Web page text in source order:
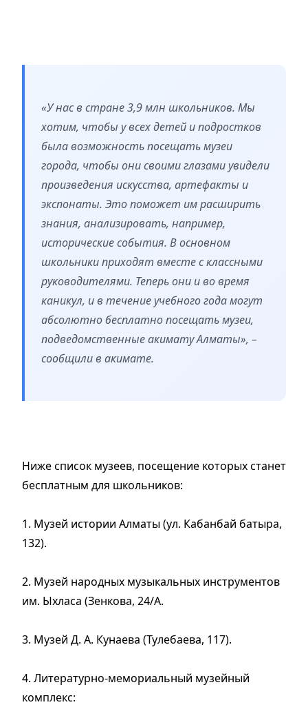
«У нас в стране 3,9 млн школьников. Мы
хотим, чтобы у всех детей и подростков
была возможность посещать музеи
города, чтобы они своими глазами увидели
произведения искусства, артефакты и
экспонаты. Это поможет им расширить
знания, анализировать, например,
исторические события. В основном
школьники приходят вместе с классными
руководителями. Теперь они и во время
каникул, и в течение учебного года могут
абсолютно бесплатно посещать музеи,
подведомственные акимату Алматы», –
сообщили в акимате.
Ниже список музеев, посещение которых станет
бесплатным для школьников:
1. Музей истории Алматы (ул. Кабанбай батыра,
132).
2. Музей народных музыкальных инструментов
им. Ыхласа (Зенкова, 24/А.
3. Музей Д. А. Кунаева (Тулебаева, 117).
4. Литературно-мемориальный музейный
комплекс: